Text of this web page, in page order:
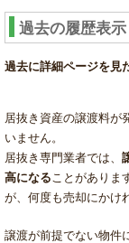
過去の履歴表示
過去に詳細ページを見
居抜き資産の譲渡料が
いません。
居抜き専門業者では、
高になる ことがありま
が、何度も売却にかけ
譲渡が前提でない物件